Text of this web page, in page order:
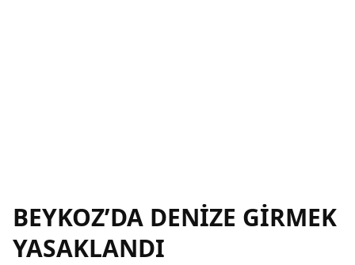
BEYKOZ’DA DENİZE GİRMEK
YASAKLANDI